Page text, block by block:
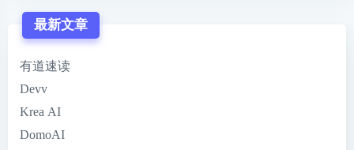
最新文章
有道速读
Devv
Krea AI
DomoAI